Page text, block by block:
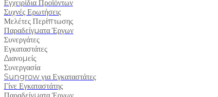
Εγχειρίδια Προϊόντων
Συχνές Ερωτήσεις
Μελέτες Περίπτωσης
Παραδείγματα Έργων
Συνεργάτες
Εγκαταστάτες
Διανομείς
Συνεργασία
Sungrow για Εγκαταστάτες
Γίνε Εγκαταστάτης